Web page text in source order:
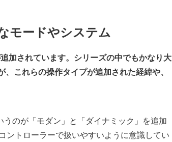
モードやシステム
加されています。シリーズの中でもかなり大
これらの操作タイプが追加された経緯や、
のが「モダン」と「ダイナミック」を追加
トローラーで扱いやすいように意識してい